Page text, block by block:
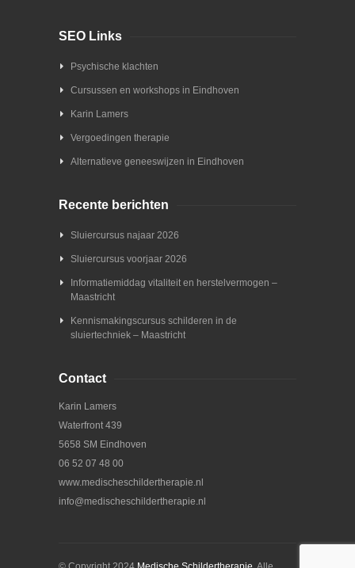
SEO Links
Psychische klachten
Cursussen en workshops in Eindhoven
Karin Lamers
Vergoedingen therapie
Alternatieve geneeswijzen in Eindhoven
Recente berichten
Sluiercursus najaar 2026
Sluiercursus voorjaar 2026
Informatiemiddag vitaliteit en herstelvermogen –
Maastricht
Kennismakingscursus schilderen in de
sluiertechniek – Maastricht
Contact
Karin Lamers
Waterfront 439
5658 SM Eindhoven
06 52 07 48 00
www.medischeschildertherapie.nl
info@medischeschildertherapie.nl